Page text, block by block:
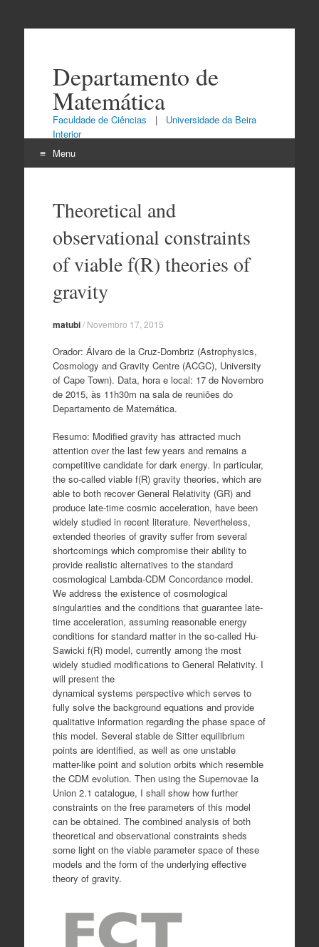
Departamento de
Matemática
Faculdade de Ciências |
Universidade da Beira
Interior
Menu
contentTheoretical and
observational constraints
of viable f(R) theories of
gravity
matubi/ Novembro 17, 2015
Orador: Álvaro de la Cruz-Dombriz (Astrophysics,
Cosmology and Gravity Centre (ACGC), University
of Cape Town). Data, hora e local: 17 de Novembro
de 2015, às 11h30m na sala de reuniões do
Departamento de Matemática.
Resumo: Modified gravity has attracted much
attention over the last few years and remains a
competitive candidate for dark energy. In particular,
the so-called viable f(R) gravity theories, which are
able to both recover General Relativity (GR) and
produce late-time cosmic acceleration, have been
widely studied in recent literature. Nevertheless,
extended theories of gravity suffer from several
shortcomings which compromise their ability to
provide realistic alternatives to the standard
cosmological Lambda-CDM Concordance model.
We address the existence of cosmological
singularities and the conditions that guarantee late-
time acceleration, assuming reasonable energy
conditions for standard matter in the so-called Hu-
Sawicki f(R) model, currently among the most
widely studied modifications to General Relativity. I
will present the
dynamical systems perspective which serves to
fully solve the background equations and provide
qualitative information regarding the phase space of
this model. Several stable de Sitter equilibrium
points are identified, as well as one unstable
matter-like point and solution orbits which resemble
the CDM evolution. Then using the Supernovae Ia
Union 2.1 catalogue, I shall show how further
constraints on the free parameters of this model
can be obtained. The combined analysis of both
theoretical and observational constraints sheds
some light on the viable parameter space of these
models and the form of the underlying effective
theory of gravity.